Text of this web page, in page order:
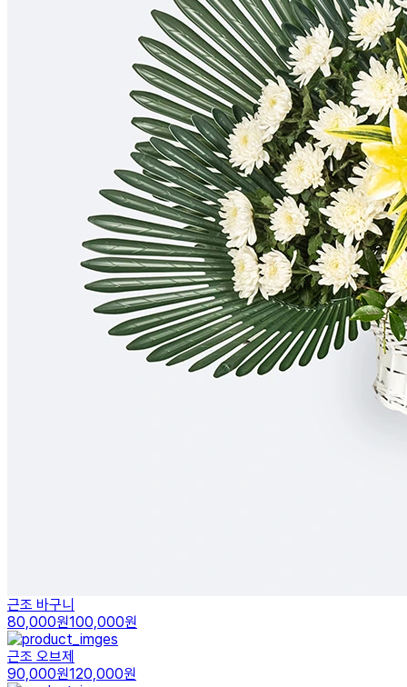
근조 바구니
80,000원100,000원
근조 오브제
90,000원120,000원